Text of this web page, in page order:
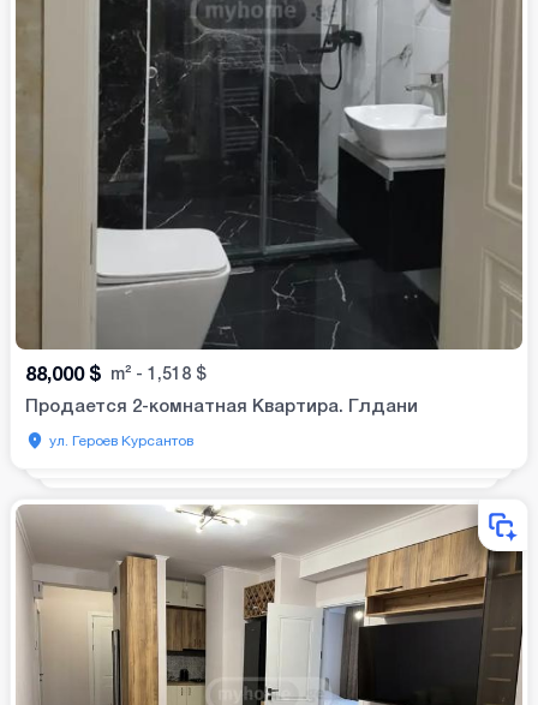
88,000 $ m² - 1,518 $
Продается 2-комнатная Квартира. Глдани
ул. Героев Курсантов